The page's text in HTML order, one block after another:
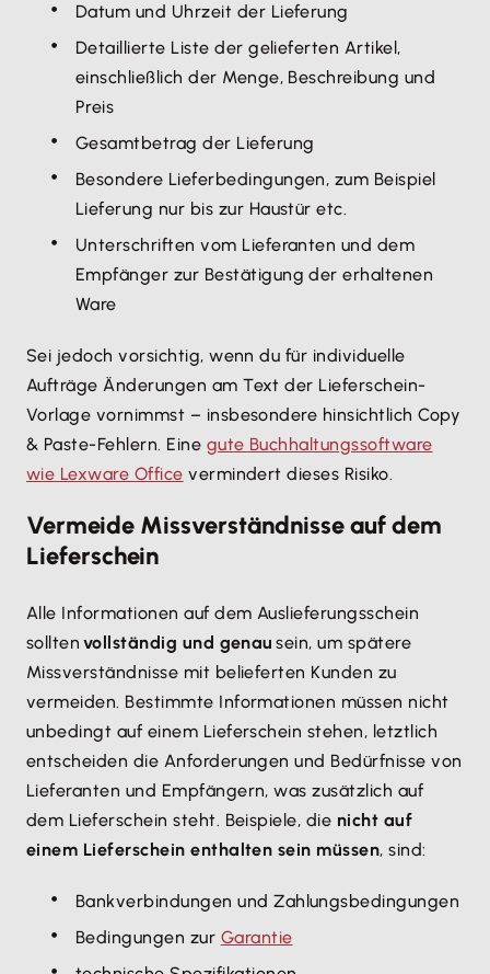
Datum und Uhrzeit der Lieferung
Detaillierte Liste der gelieferten Artikel,
einschließlich der Menge, Beschreibung und
Preis
Gesamtbetrag der Lieferung
Besondere Lieferbedingungen, zum Beispiel
Lieferung nur bis zur Haustür etc.
Unterschriften vom Lieferanten und dem
Empfänger zur Bestätigung der erhaltenen
Ware
Sei jedoch vorsichtig, wenn du für individuelle
Aufträge Änderungen am Text der Lieferschein-
Vorlage vornimmst – insbesondere hinsichtlich Copy
& Paste-Fehlern. Eine gute Buchhaltungssoftware
wie Lexware Office vermindert dieses Risiko.
Vermeide Missverständnisse auf dem
Lieferschein
Alle Informationen auf dem Auslieferungsschein
sollten vollständig und genau sein, um spätere
Missverständnisse mit belieferten Kunden zu
vermeiden. Bestimmte Informationen müssen nicht
unbedingt auf einem Lieferschein stehen, letztlich
entscheiden die Anforderungen und Bedürfnisse von
Lieferanten und Empfängern, was zusätzlich auf
dem Lieferschein steht. Beispiele, die nicht auf
einem Lieferschein enthalten sein müssen, sind:
Bankverbindungen und Zahlungsbedingungen
Bedingungen zur Garantie